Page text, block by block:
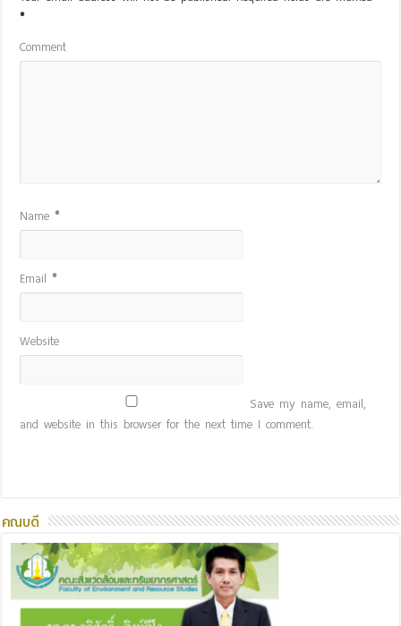
*
Comment
Name*
Email*
Website
Save my name, email,
and website in this browser for the next time I comment.
คณบดี